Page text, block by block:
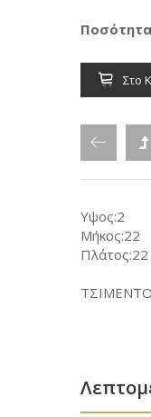
Στο
Υψος:2
Μήκος:22
Πλάτος:22
ΤΣΙΜΕΝΤΟ